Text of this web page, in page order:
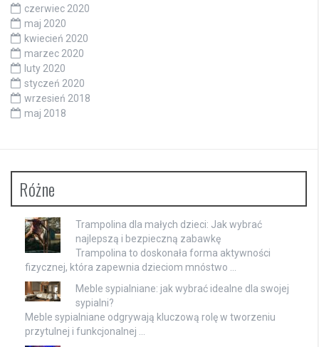
czerwiec 2020
maj 2020
kwiecień 2020
marzec 2020
luty 2020
styczeń 2020
wrzesień 2018
maj 2018
Różne
Trampolina dla małych dzieci: Jak wybrać
najlepszą i bezpieczną zabawkę
Trampolina to doskonała forma aktywności
fizycznej, która zapewnia dzieciom mnóstwo …
Meble sypialniane: jak wybrać idealne dla swojej
sypialni?
Meble sypialniane odgrywają kluczową rolę w tworzeniu
przytulnej i funkcjonalnej …